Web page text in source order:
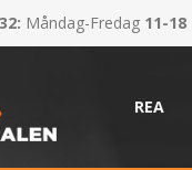
: Måndag-Fredag 11-18
REA